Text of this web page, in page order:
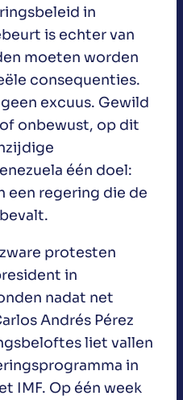
in
is echter van
moeten worden
consequenties.
excuus. Gewild
onbewust, op dit
één doel:
een regering die de
protesten
in
nadat net
Andrés Pérez
liet vallen
in
IMF. Op één week